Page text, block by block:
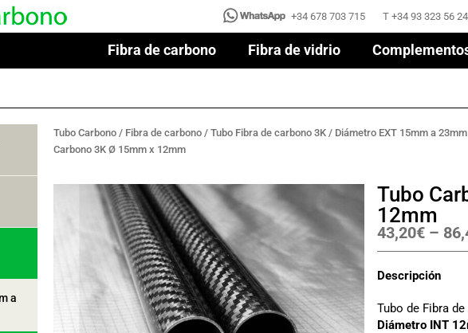
+34 678 703 715 T +34 93 323 56 24
Fibra de carbono Fibra de vidrio
+34 678 703 715 T +34 93 323 56 24
Fibra de carbono Fibra de vidrio
a
Tubo Carbono / Fibra de carbono / Tubo Fibra de carbono 3K / Diámetro EXT 15mm a 23mm
Carbono 3K Ø 15mm x 12mm
Tubo
12mm
43,20€–
Descripción
Tubo de Fibra
Diámetro INT